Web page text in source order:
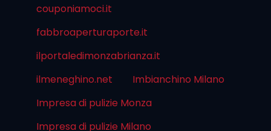
couponiamoci.it
fabbroaperturaporte.it
ilportaledimonzabrianza.it
ilmeneghino.net
Imbianchino Milano
Impresa di pulizie Monza
Impresa di pulizie Milano